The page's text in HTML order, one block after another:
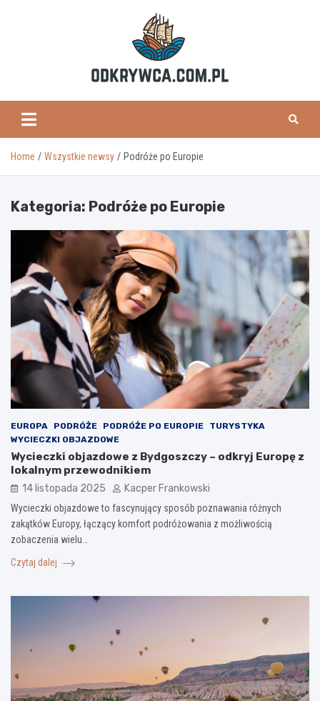
odkrywca.com.pl
Home Wszystkie newsy Podróże po Europie
Kategoria: Podróże po Europie
EUROPA PODRÓŻE PODRÓŻE PO EUROPIE
TURYSTYKA
WYCIECZKI OBJAZDOWE
Wycieczki objazdowe z Bydgoszczy – odkryj Europę z
lokalnym przewodnikiem
14 listopada 2025 Kacper Frankowski
Wycieczki objazdowe to fascynujący sposób poznawania różnych
zakątków Europy, łączący komfort podróżowania z możliwością
zobaczenia wielu…
Czytaj dalej